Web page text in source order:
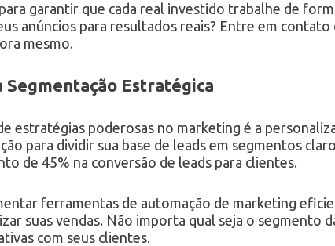
garantir que cada real investido trabalhe de
anúncios para resultados reais? Entre em
mesmo.
Segmentação Estratégica
estratégias poderosas no marketing é a
para dividir sua base de leads em segmentos
de 45% na conversão de leads para clientes.
ferramentas de automação de marketing
suas vendas. Não importa qual seja o segmento
com seus clientes.